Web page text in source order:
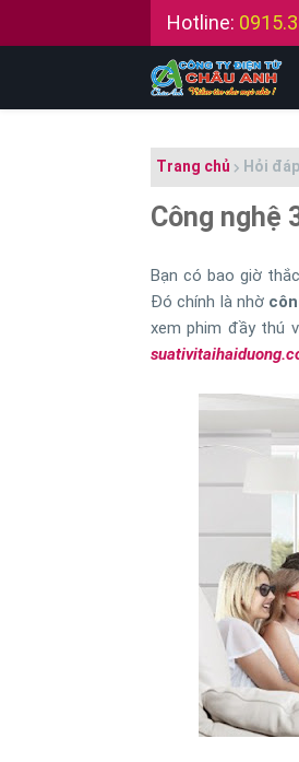
Hotline:
Trang chủ Hỏi đáp
Công nghệ
Bạn có bao giờ
Đó chính là nhờ
xem phim đầy thú